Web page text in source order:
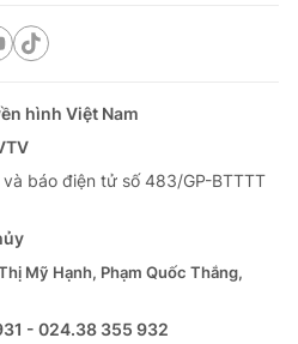
hình Việt Nam
báo điện tử số 483/GP-BTTTT
Mỹ Hạnh, Phạm Quốc Thắng,
- 024.38 355 932